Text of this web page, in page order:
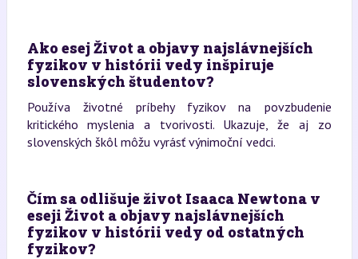
Ako esej Život a objavy najslávnejších
fyzikov v histórii vedy inšpiruje
slovenských študentov?
Používa životné príbehy fyzikov na povzbudenie
kritického myslenia a tvorivosti. Ukazuje, že aj zo
slovenských škôl môžu vyrásť výnimoční vedci.
Čím sa odlišuje život Isaaca Newtona v
eseji Život a objavy najslávnejších
fyzikov v histórii vedy od ostatných
fyzikov?